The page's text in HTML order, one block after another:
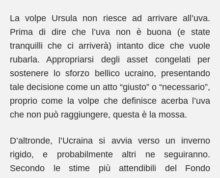
La volpe Ursula non riesce ad arrivare all’uva.
Prima di dire che l’uva non è buona (e state
tranquilli che ci arriverà) intanto dice che vuole
rubarla. Appropriarsi degli asset congelati per
sostenere lo sforzo bellico ucraino, presentando
tale decisione come un atto “giusto” o “necessario”,
proprio come la volpe che definisce acerba l’uva
che non può raggiungere, questa è la mossa.
D’altronde, l’Ucraina si avvia verso un inverno
rigido, e probabilmente altri ne seguiranno.
Secondo le stime più attendibili del Fondo